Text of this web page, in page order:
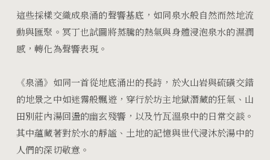
這些採樣交織成泉涌的聲響基底，如同泉水般自然而然地流
動與匯聚。冥丁也試圖將蒸騰的熱氣與身體浸泡泉水的濕潤
感，轉化為聲響表現。
《泉涌》如同一首從地底涌出的長詩，於火山岩與硫磺交錯
的地景之中如迷霧般飄遊，穿行於坊主地獄潛藏的狂氣、山
田別莊內湯回盪的幽玄殘響，以及竹瓦溫泉中的日常交談。
其中蘊藏著對於水的靜謐、土地的記憶與世代浸沐於湯中的
人們的深切敬意。